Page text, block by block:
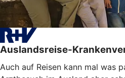
Auslandsreise-
Auch auf Reisen kann mal was